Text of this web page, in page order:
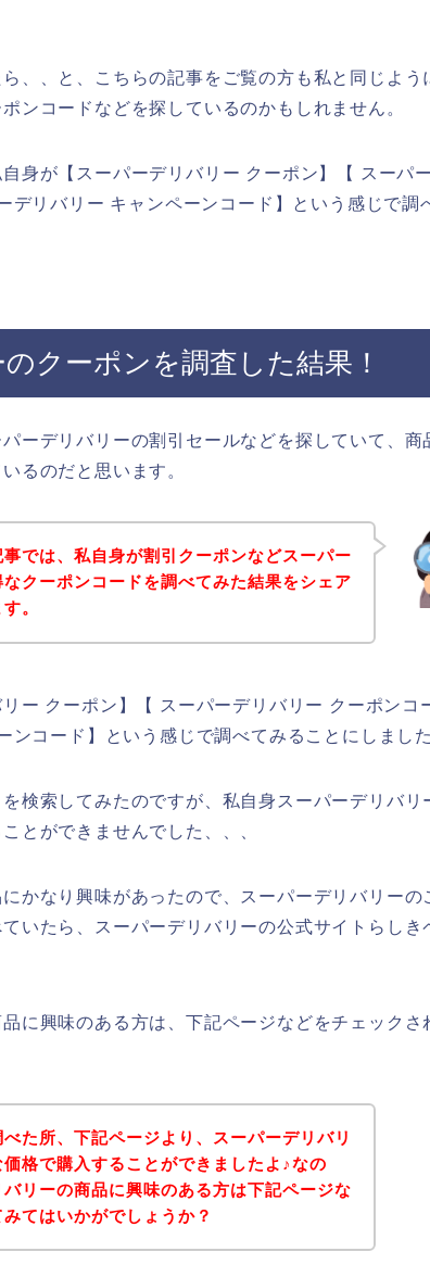
、、と、こちらの記事をご覧の方も私と同じよう
ンコードなどを探しているのかもしれません。
身が【スーパーデリバリー クーポン】【 スーパ
デリバリー キャンペーンコード】という感じで調
クーポンを調査した結果！
ーデリバリーの割引セールなどを探していて、商
るのだと思います。
では、私自身が割引クーポンなどスーパー
クーポンコードを調べてみた結果をシェア
。
ー クーポン】【 スーパーデリバリー クーポンコ
ンコード】という感じで調べてみることにしました
検索してみたのですが、私自身スーパーデリバリ
とができませんでした、、、
かなり興味があったので、スーパーデリバリーの
いたら、スーパーデリバリーの公式サイトらしき
に興味のある方は、下記ページなどをチェックさ
た所、下記ページより、スーパーデリバリ
格で購入することができましたよ♪なの
リーの商品に興味のある方は下記ページな
てはいかがでしょうか？